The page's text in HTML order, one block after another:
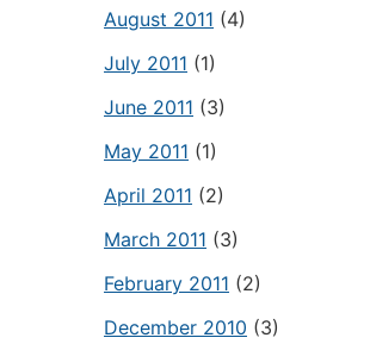
August 2011 (4)
July 2011 (1)
June 2011 (3)
May 2011 (1)
April 2011 (2)
March 2011 (3)
February 2011 (2)
December 2010 (3)